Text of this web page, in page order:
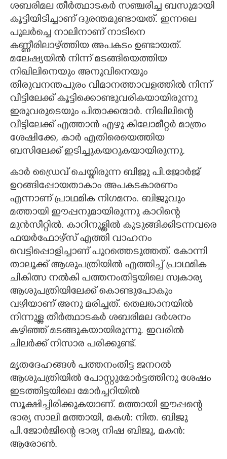
ശബരിമല തീർത്ഥാടകർ സഞ്ചരിച്ച ബസുമായി
കൂട്ടിയിടിച്ചാണ് ദുരന്തമുണ്ടായത്. ഇന്നലെ
പുലർച്ചെ നാലിനാണ് നാടിനെ
കണ്ണീരിലാഴ്ത്തിയ അപകടം ഉണ്ടായത്.
മലേഷ്യയിൽ നിന്ന് മടങ്ങിയെത്തിയ
നിഖിലിനെയും അനുവിനെയും
തിരുവനന്തപുരം വിമാനത്താവളത്തിൽ നിന്ന്
വീട്ടിലേക്ക് കൂട്ടിക്കൊണ്ടുവരികയായിരുന്നു
ഇരുവരുടെയും പിതാക്കന്മാർ. നിഖിലിന്റെ
വീട്ടിലേക്ക് എത്താൻ എഴു കിലോമീറ്റർ മാത്രം
ശേഷിക്കേ, കാർ എതിരെയെത്തിയ
ബസിലേക്ക് ഇടിച്ചുകയറുകയായിരുന്നു.
കാർ ഡ്രൈവ് ചെയ്തിരുന്ന ബിജു പി.ജോർജ്
ഉറങ്ങിപ്പോയതാകാം അപകടകാരണം
എന്നാണ് പ്രാഥമിക നിഗമനം. ബിജുവും
മത്തായി ഈപ്പനുമായിരുന്നു കാറിന്റെ
മുൻസീറ്റിൽ. കാറിനുള്ളിൽ കുടുങ്ങിക്കിടന്നവരെ
ഫയർഫോഴ്സ് എത്തി വാഹനം
വെട്ടിപ്പൊളിച്ചാണ് പുറത്തെടുത്തത്. കോന്നി
താലൂക്ക് ആശുപത്രിയിൽ എത്തിച്ച് പ്രാഥമിക
ചികിത്സ നൽകി പത്തനംതിട്ടയിലെ സ്വകാര്യ
ആശുപത്രിയിലേക്ക് കൊണ്ടുപോകും
വഴിയാണ് അനു മരിച്ചത്. തെലങ്കാനയിൽ
നിന്നുള്ള തീർത്ഥാടകർ ശബരിമല ദർശനം
കഴിഞ്ഞ് മടങ്ങുകയായിരുന്നു. ഇവരിൽ
ചിലർക്ക് നിസാര പരിക്കുണ്ട്.
മൃതദേഹങ്ങൾ പത്തനംതിട്ട ജനറൽ
ആശുപത്രിയിൽ പോസ്റ്റുമോർട്ടത്തിനു ശേഷം
ഇടത്തിട്ടയിലെ മോർച്ചറിയിൽ
സൂക്ഷിച്ചിരിക്കുകയാണ്. മത്തായി ഈപ്പന്റെ
ഭാര്യ സാലി മത്തായി, മകൾ: നിത. ബിജു
പി.ജോർജിന്റെ ഭാര്യ നിഷ ബിജു, മകൻ:
ആരോൺ.